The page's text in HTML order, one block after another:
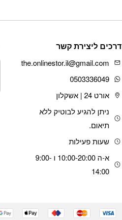
את
דרכים ליצירת קשר
the.onlinestor.il@gmail.com
0503336049
אורט 24 | אשקלון
ניתן להגיע לבוטיק ללא
תיאום.
שעות פעילות
א-ה 10:00-20:00 ו 9:00-
14:00